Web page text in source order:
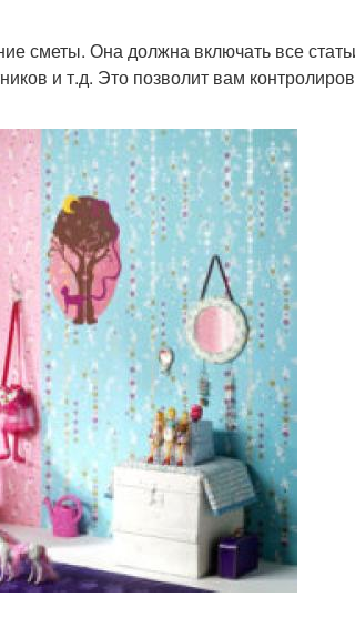
сметы. Она должна включать все
и т.д. Это позволит вам